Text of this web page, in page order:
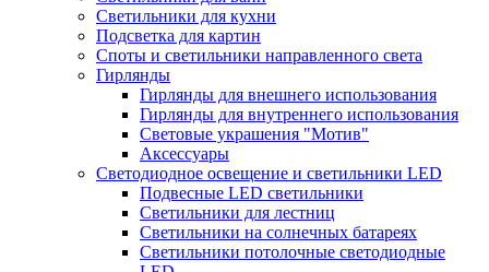
Светильники для кухни
Подсветка для картин
Споты и светильники направленного света
Гирлянды
Гирлянды для внешнего использования
Гирлянды для внутреннего использования
Световые украшения "Мотив"
Аксессуары
Светодиодное освещение и светильники LED
Подвесные LED светильники
Светильники для лестниц
Светильники на солнечных батареях
Светильники потолочные светодиодные